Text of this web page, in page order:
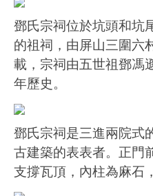
鄧氏宗祠位於坑頭和坑
的祖祠，由屏山三圍六
載，宗祠由五世祖鄧馮
年歷史。
鄧氏宗祠是三進兩院式
古建築的表表者。正門
支撐瓦頂，內柱為麻石